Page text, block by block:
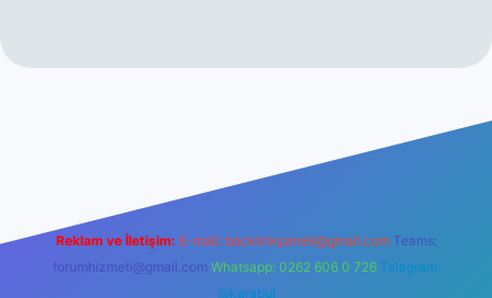
Reklam ve İletişim: E-mail: backlinkpaneli@gmail.com Teams:
forumhizmeti@gmail.com Whatsapp: 0262 606 0 726 Telegram:
@karabul